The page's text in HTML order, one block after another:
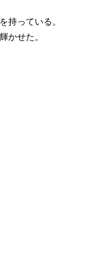
持っている。
かせた。